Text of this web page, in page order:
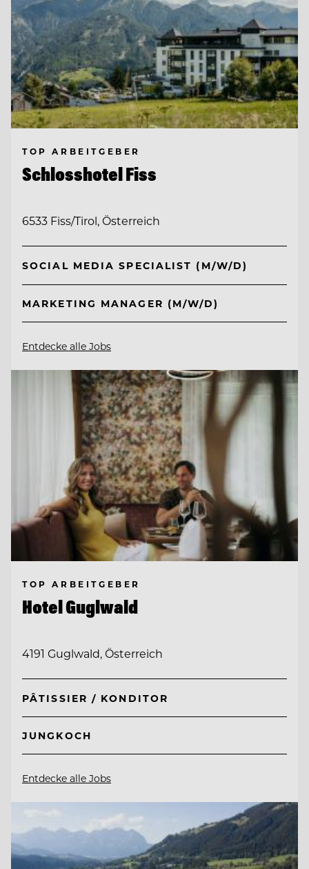
TOP ARBEITGEBER
Schlosshotel Fiss
6533 Fiss/Tirol, Österreich
SOCIAL MEDIA SPECIALIST (M/W/D)
MARKETING MANAGER (M/W/D)
Entdecke alle Jobs
TOP ARBEITGEBER
Hotel Guglwald
4191 Guglwald, Österreich
PÂTISSIER / KONDITOR
JUNGKOCH
Entdecke alle Jobs